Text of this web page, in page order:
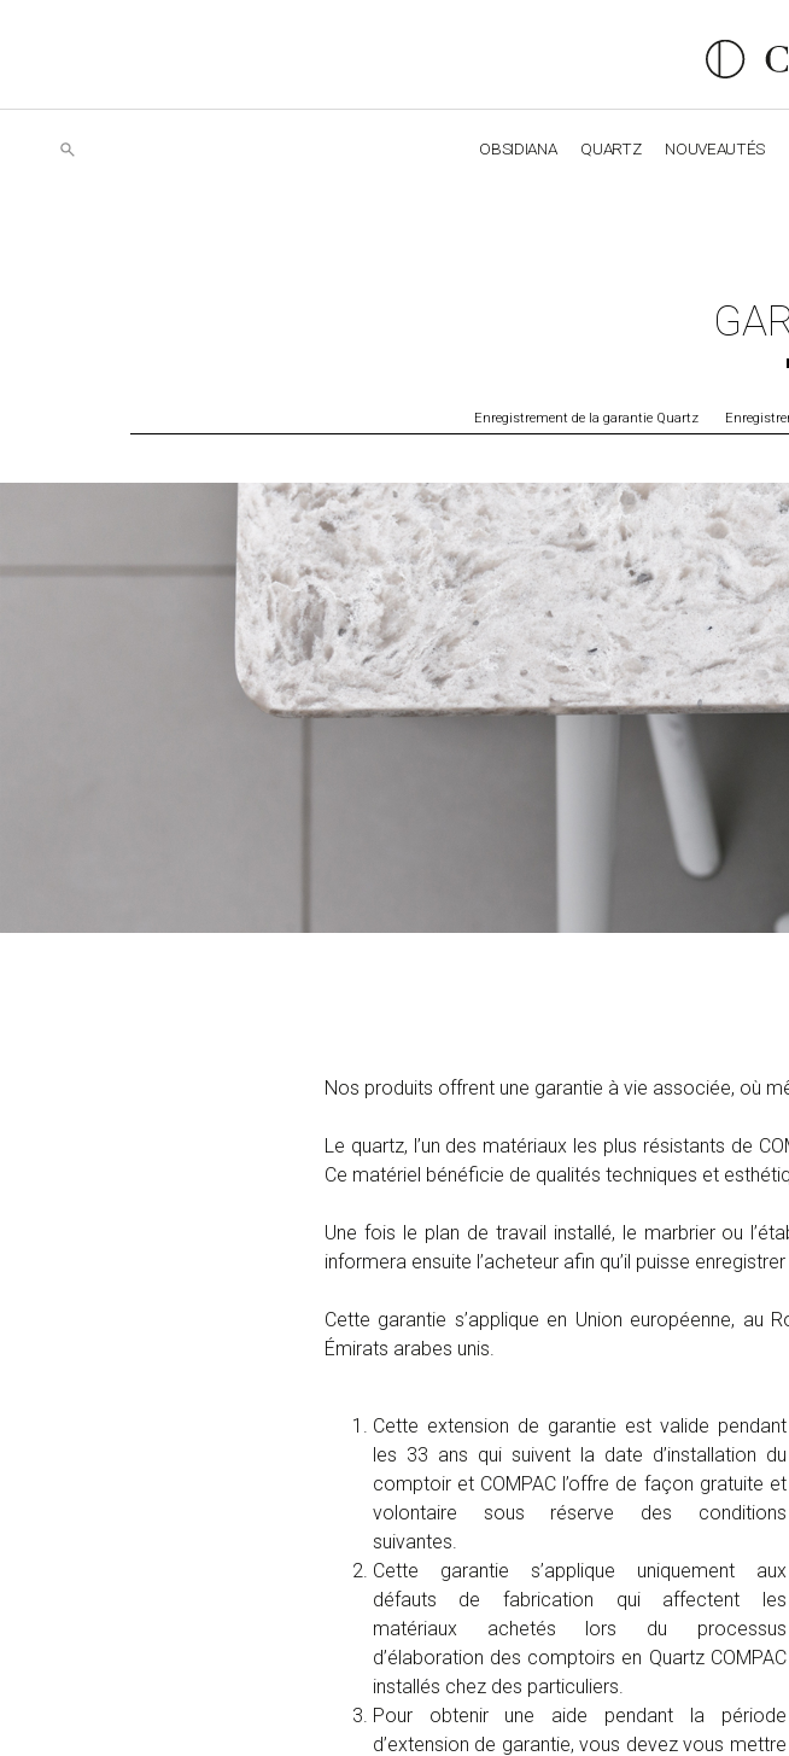
OBSIDIANA QUARTZ NOUVEAUTÉS
Enregistrement de la garantie Quartz
Nos produits offrent une garantie à vie associée, où
Le quartz, l’un des matériaux les plus résistants de
Ce matériel bénéficie de qualités techniques et
Une fois le plan de travail installé, le marbrier ou
informera ensuite l’acheteur afin qu’il puisse
Cette garantie s’applique en Union européenne, au
Émirats arabes unis.
Cette extension de garantie est valide pendant
les 33 ans qui suivent la date d’installation du
comptoir et COMPAC l’offre de façon gratuite et
volontaire sous réserve des conditions
suivantes.
Cette garantie s’applique uniquement aux
défauts de fabrication qui affectent les
matériaux achetés lors du processus
d’élaboration des comptoirs en Quartz COMPAC
installés chez des particuliers.
Pour obtenir une aide pendant la période
d’extension de garantie, vous devez vous mettre